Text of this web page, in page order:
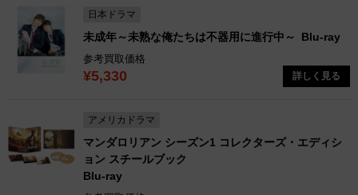
日本ドラマ
未成年～未熟な俺たちは不器用に進行中～ Blu-ray
参考買取価格
¥5,330 詳しく見る
アメリカドラマ
マンダロリアン シーズン1 コレクターズ・エディシ
ョン スチールブック
Blu-ray